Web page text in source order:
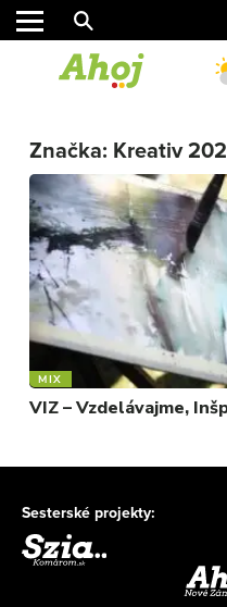
Značka: Kreativ
MIX
VIZ – Vzdelávajme,
Sesterské projekty: